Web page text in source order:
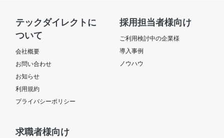
テックダイレクトに
ついて
会社概要
お問い合わせ
お知らせ
利用規約
プライバシーポリシー
採用担当者様向け
ご利用検討中の企業様
導入事例
ノウハウ
求職者様向け